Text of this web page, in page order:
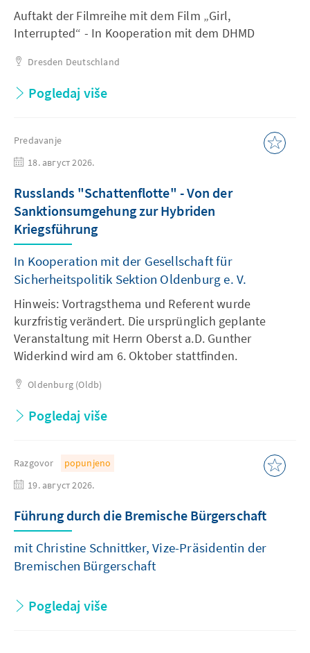
Auftakt der Filmreihe mit dem Film „Girl,
Interrupted“ - In Kooperation mit dem DHMD
Dresden Deutschland
Pogledaj više
Predavanje
18. август 2026.
Russlands "Schattenflotte" - Von der
Sanktionsumgehung zur Hybriden
Kriegsführung
In Kooperation mit der Gesellschaft für
Sicherheitspolitik Sektion Oldenburg e. V.
Hinweis: Vortragsthema und Referent wurde
kurzfristig verändert. Die ursprünglich geplante
Veranstaltung mit Herrn Oberst a.D. Gunther
Widerkind wird am 6. Oktober stattfinden.
Oldenburg (Oldb)
Pogledaj više
Razgovor
popunjeno
19. август 2026.
Führung durch die Bremische Bürgerschaft
mit Christine Schnittker, Vize-Präsidentin der
Bremischen Bürgerschaft
Pogledaj više